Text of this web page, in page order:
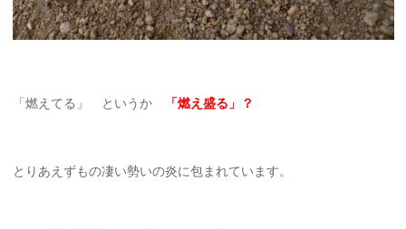
「燃えてる」 というか 「燃え盛る」？
とりあえずもの凄い勢いの炎に包まれています。